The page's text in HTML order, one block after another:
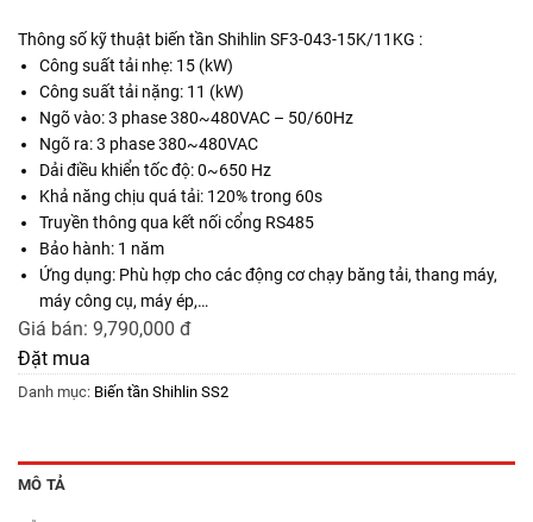
Thông số kỹ thuật biến tần Shihlin SF3-043-15K/11KG :
Công suất tải nhẹ: 15 (kW)
Công suất tải nặng: 11 (kW)
Ngõ vào: 3 phase 380~480VAC – 50/60Hz
Ngõ ra: 3 phase 380~480VAC
Dải điều khiển tốc độ: 0~650 Hz
Khả năng chịu quá tải: 120% trong 60s
Truyền thông qua kết nối cổng RS485
Bảo hành: 1 năm
Ứng dụng: Phù hợp cho các động cơ chạy băng tải, thang máy,
máy công cụ, máy ép,…
Giá bán: 9,790,000 đ
Đặt mua
Danh mục: Biến tần Shihlin SS2
MÔ TẢ